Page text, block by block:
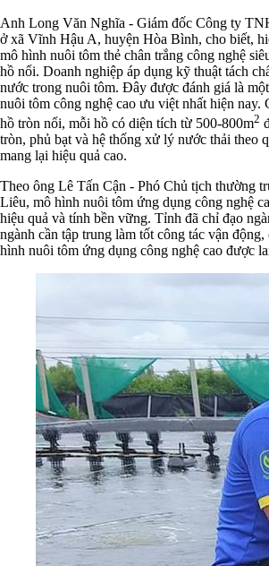
Anh Long Văn Nghĩa - Giám đốc Công ty
ở xã Vĩnh Hậu A, huyện Hòa Bình, cho biết,
mô hình nuôi tôm thẻ chân trắng công nghệ
hồ nổi. Doanh nghiệp áp dụng kỹ thuật tách
nước trong nuôi tôm. Đây được đánh giá là
nuôi tôm công nghệ cao ưu việt nhất hiện nay.
hồ tròn nổi, mỗi hồ có diện tích từ 500-800m2
tròn, phủ bạt và hệ thống xử lý nước thải theo
mang lại hiệu quả cao.
Theo ông Lê Tấn Cận - Phó Chủ tịch thường
Liêu, mô hình nuôi tôm ứng dụng công nghệ
hiệu quả và tính bền vững. Tỉnh đã chỉ đạo
ngành cần tập trung làm tốt công tác vận
hình nuôi tôm ứng dụng công nghệ cao được